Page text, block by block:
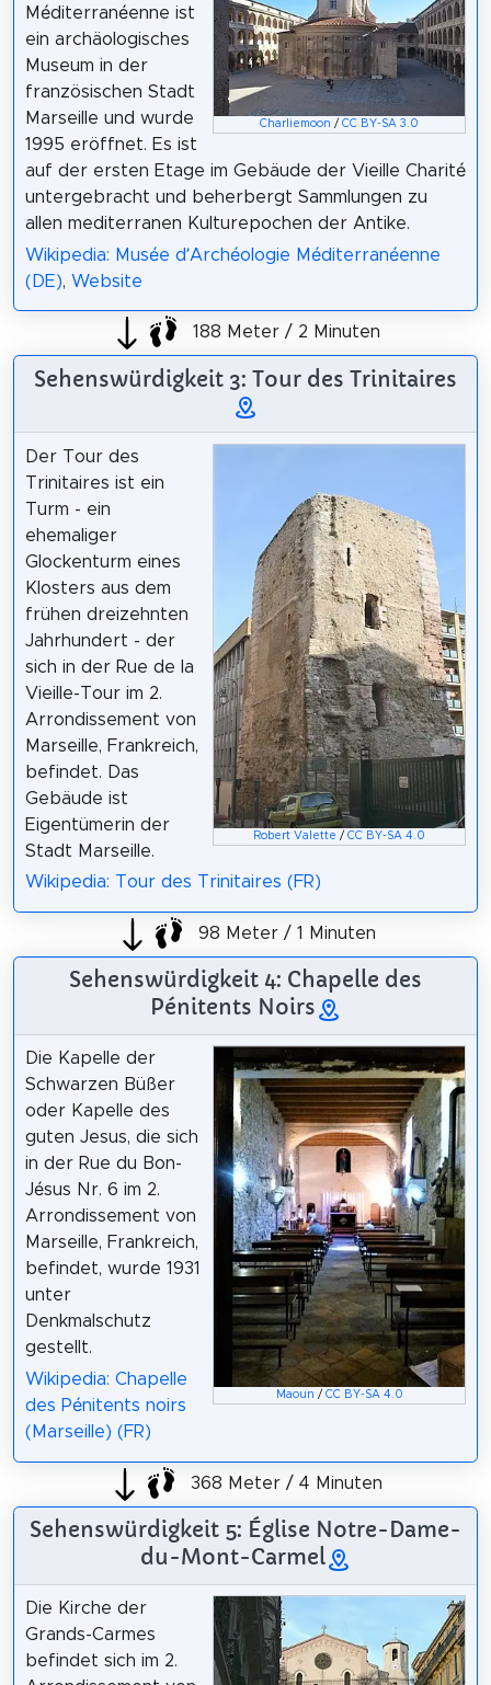
Charliemoon /CC BY-SA 3.0
Méditerranéenne ist
ein archäologisches
Museum in der
französischen Stadt
Marseille und wurde
1995 eröffnet. Es ist
auf der ersten Etage im Gebäude der Vieille Charité
untergebracht und beherbergt Sammlungen zu
allen mediterranen Kulturepochen der Antike.
Wikipedia: Musée d’Archéologie Méditerranéenne
(DE), Website
188 Meter / 2 Minuten
Sehenswürdigkeit 3: Tour des Trinitaires
Robert Valette /CC BY-SA 4.0
Der Tour des
Trinitaires ist ein
Turm - ein
ehemaliger
Glockenturm eines
Klosters aus dem
frühen dreizehnten
Jahrhundert - der
sich in der Rue de la
Vieille-Tour im 2.
Arrondissement von
Marseille, Frankreich,
befindet. Das
Gebäude ist
Eigentümerin der
Stadt Marseille.
Wikipedia: Tour des Trinitaires (FR)
98 Meter / 1 Minuten
Sehenswürdigkeit 4: Chapelle des
Pénitents Noirs
Maoun / CC BY-SA 4.0
Die Kapelle der
Schwarzen Büßer
oder Kapelle des
guten Jesus, die sich
in der Rue du Bon-
Jésus Nr. 6 im 2.
Arrondissement von
Marseille, Frankreich,
befindet, wurde 1931
unter
Denkmalschutz
gestellt.
Wikipedia: Chapelle
des Pénitents noirs
(Marseille) (FR)
368 Meter / 4 Minuten
Sehenswürdigkeit 5: Église Notre-Dame-
du-Mont-Carmel
Die Kirche der
Grands-Carmes
befindet sich im 2.